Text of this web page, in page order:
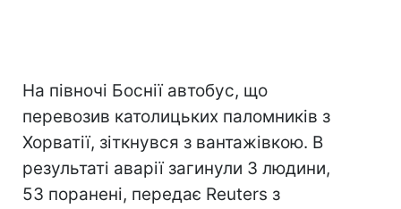
На півночі Боснії автобус, що
перевозив католицьких паломників з
Хорватії, зіткнувся з вантажівкою. В
результаті аварії загинули 3 людини,
53 поранені, передає Reuters з